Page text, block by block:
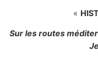
«
Sur les routes